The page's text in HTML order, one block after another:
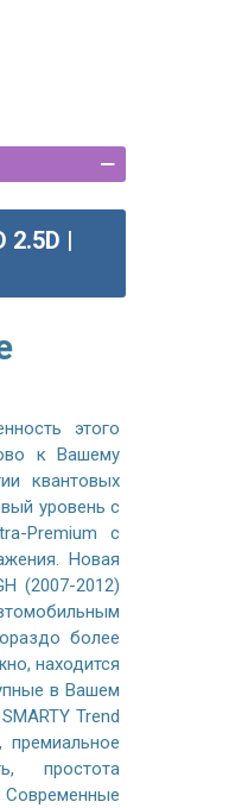
|
этого
к Вашему
квантовых
уровень с
Premium с
Новая
(2007-2012)
более
находится
в Вашем
Trend
премиальное
простота
Современные